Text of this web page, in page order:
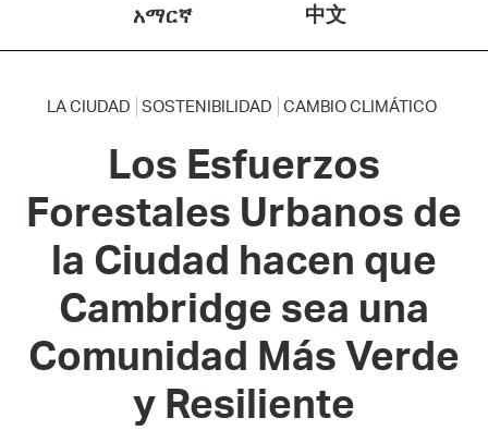
አማርኛ
中文
LA CIUDAD SOSTENIBILIDAD CAMBIO CLIMÁTICO
Los Esfuerzos
Forestales Urbanos de
la Ciudad hacen que
Cambridge sea una
Comunidad Más Verde
y Resiliente